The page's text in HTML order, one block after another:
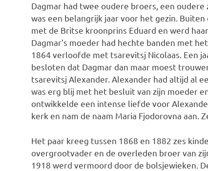
Dagmar had twee oudere broers, een
was een belangrijk jaar voor het gezin.
met de Britse kroonprins Eduard en werd
Dagmar’s moeder had hechte banden met
1864 verloofde met tsarevitsj Nicolaas. Een
besloten dat Dagmar dan maar moest
tsarevitsj Alexander. Alexander had altijd al
was erg blij met het besluit van zijn moeder
ontwikkelde een intense liefde voor
kerk en nam de naam Maria Fjodorovna aan.
Het paar kreeg tussen 1868 en 1882 zes
overgrootvader en de overleden broer van
1918 werd vermoord door de bolsjewieken.